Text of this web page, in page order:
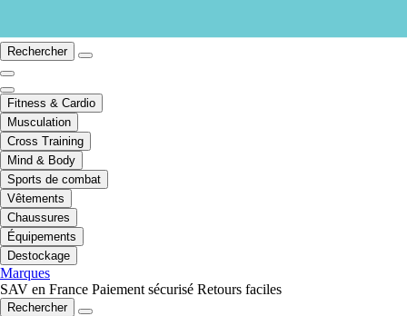
Rechercher
Fitness & Cardio
Musculation
Cross Training
Mind & Body
Sports de combat
Vêtements
Chaussures
Équipements
Destockage
Marques
SAV en France Paiement sécurisé Retours faciles
Rechercher